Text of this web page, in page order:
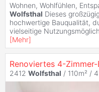
Wohnen, Wohlfühlen,
Wolfsthal Dieses
hochwertige Bauqualität,
vielseitige
[Mehr]
2412 Wolfsthal / 110m² /